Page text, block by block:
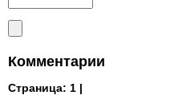
Комментарии
Страница: 1 |